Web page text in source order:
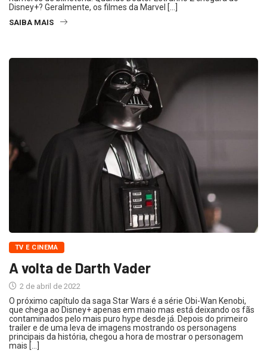
Disney+? Geralmente, os filmes da Marvel […]
SAIBA MAIS
TV E CINEMA
A volta de Darth Vader
2 de abril de 2022
O próximo capítulo da saga Star Wars é a série Obi-Wan Kenobi,
que chega ao Disney+ apenas em maio mas está deixando os fãs
contaminados pelo mais puro hype desde já. Depois do primeiro
trailer e de uma leva de imagens mostrando os personagens
principais da história, chegou a hora de mostrar o personagem
mais […]